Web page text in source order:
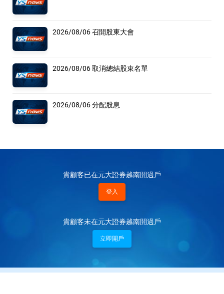
2026/08/06 召開股東大會
2026/08/06 取消總結股東名單
2026/08/06 分配股息
貴顧客已在元大證券越南開過戶
登入
貴顧客未在元大證券越南開過戶
立即開戶